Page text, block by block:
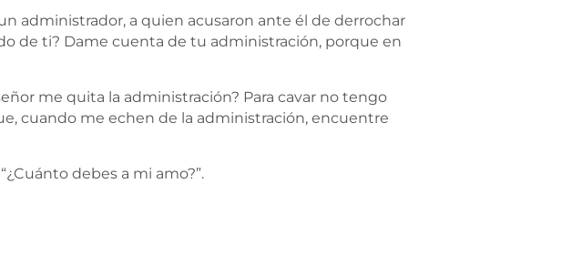
administrador, a quien acusaron ante él de derrochar
de ti? Dame cuenta de tu administración, porque en
me quita la administración? Para cavar no tengo
cuando me echen de la administración, encuentre
debes a mi amo?”.